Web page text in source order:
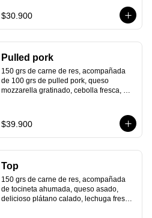
deliciosa reducción de balsámico con
cerveza negra. Todo esto en un
delicioso pan artesanal que le da el
toque perfecto. ¡Un toque de Denver que
ciudad en cada bocado!
$30.900
Pulled pork
150 grs de carne de res, acompañada
de 100 grs de pulled pork, queso
mozzarella gratinado, cebolla fresca,
sabor sureño que te transportará al
corazón de los Estados Unidos!
$39.900
Top
150 grs de carne de res, acompañada
de tocineta ahumada, queso asado,
delicioso plátano calado, lechuga fresca